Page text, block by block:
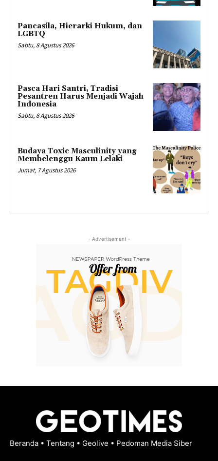
Pancasila, Hierarki Hukum, dan
LGBTQ
Sabtu, 8 Agustus 2026
Pasca Hari Santri, Tradisi
Pesantren Harus Menjadi Wajah
Indonesia
Sabtu, 8 Agustus 2026
Budaya Toxic Masculinity yang
Membelenggu Kaum Lelaki
Jumat, 7 Agustus 2026
- Advertisement -
Beranda • Tentang • Geolive • Pedoman Media Siber